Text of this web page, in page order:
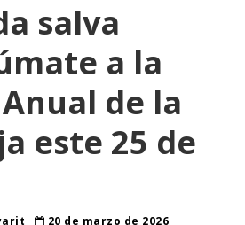
salva
a la
de la
este 25 de
20 de marzo de 2026